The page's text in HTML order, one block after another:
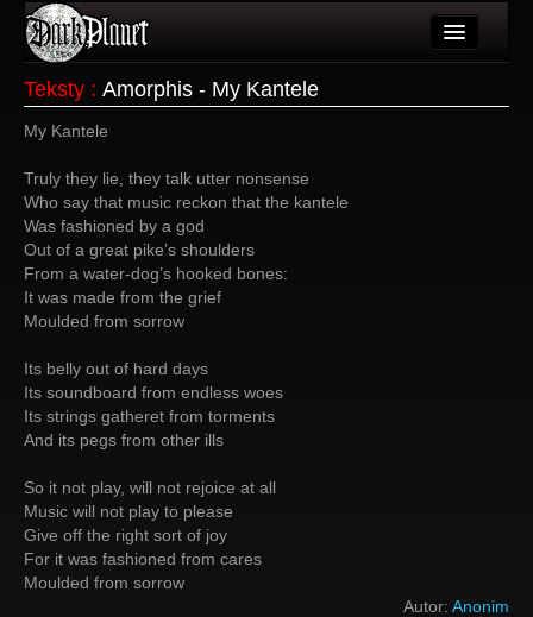
Galeria
Forum
Więcej
Teksty : Amorphis - My Kantele
My Kantele
Truly they lie, they talk utter nonsense
Who say that music reckon that the kantele
Was fashioned by a god
Out of a great pike’s shoulders
From a water-dog’s hooked bones:
It was made from the grief
Moulded from sorrow
Its belly out of hard days
Its soundboard from endless woes
Its strings gatheret from torments
And its pegs from other ills
So it not play, will not rejoice at all
Music will not play to please
Give off the right sort of joy
For it was fashioned from cares
Moulded from sorrow
Autor: Anonim